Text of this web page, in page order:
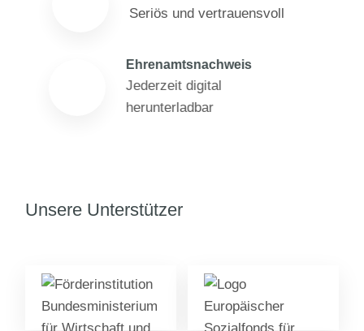
Seriös und vertrauensvoll
Ehrenamtsnachweis
Jederzeit digital
herunterladbar
Unsere Unterstützer